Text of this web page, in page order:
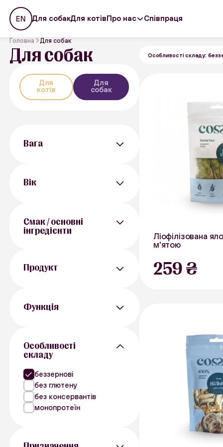
EN Для собакДля котівПро нас Співпраця
Головна Для собак
Для собак
Для
котів
Для
собак
Вага
30 г
Вік
Смак / основні
інгредієнти
Яловичина
Продукт
Функціональні ласощі
Функція
Антиоксидант
Спокій та Баланс
Особливості
складу
беззернові
без глютену
без консервантів
монопротеїн
Особливості складу:
Ліофілізована
м'ятою
259 ₴
Яловичина